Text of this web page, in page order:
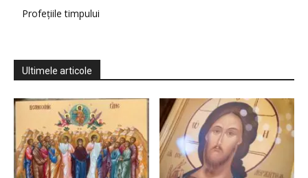
Profețiile timpului
Ultimele articole